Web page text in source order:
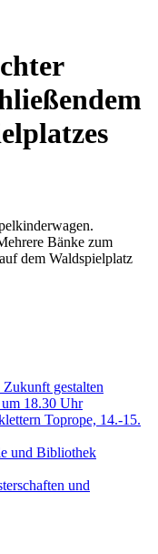
Bänke zum
dem Waldspielplatz
gestalten
18.30 Uhr
Toprope, 14.-15.
und Bibliothek
und